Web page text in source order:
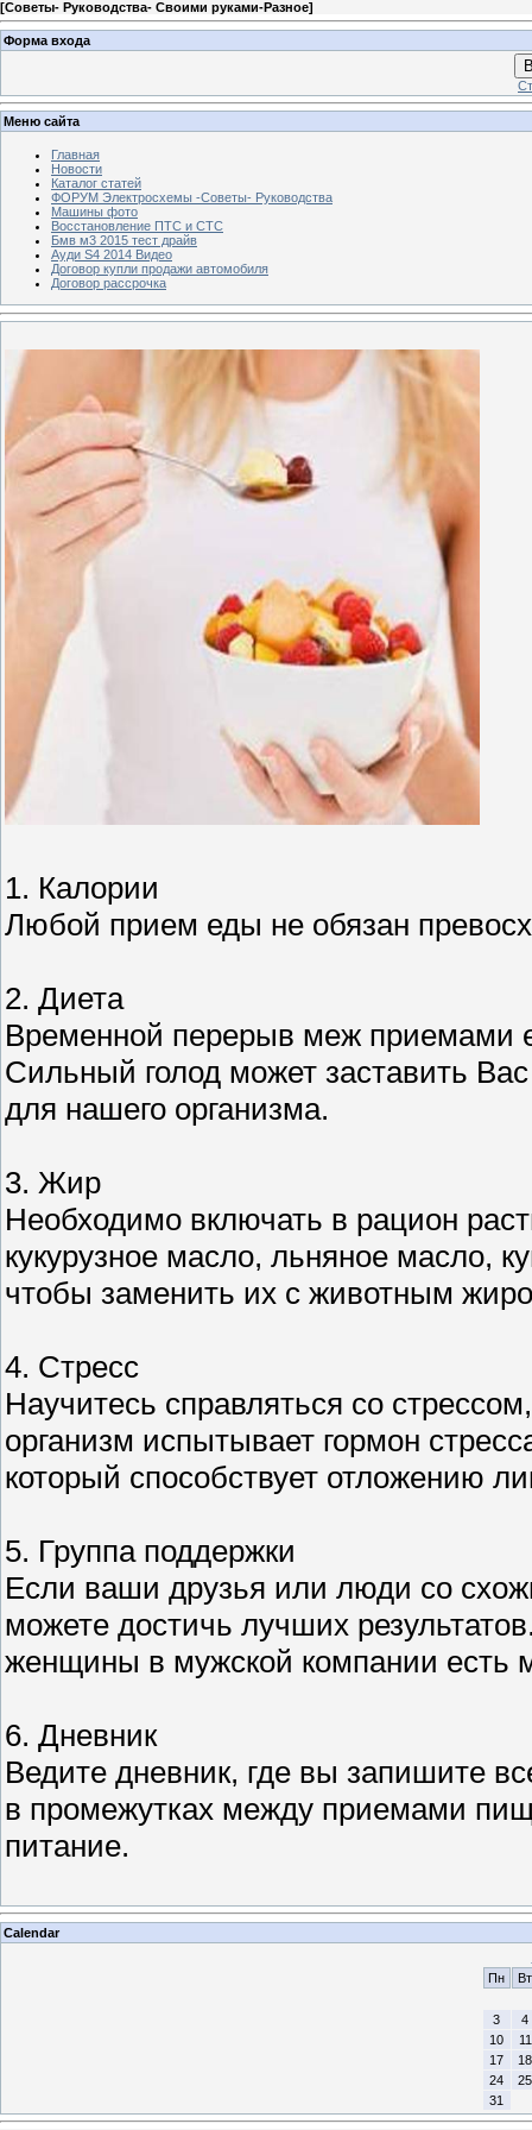
[Советы- Руководства- Своими руками-Разное]
Форма входа
Меню сайта
Главная
Новости
Каталог статей
ФОРУМ Электросхемы -Советы- Руководства
Машины фото
Восстановление ПТС и СТС
Бмв м3 2015 тест драйв
Ауди S4 2014 Видео
Договор купли продажи автомобиля
Договор рассрочка
1. Калории
Любой прием еды не обязан
2. Диета
Временной перерыв меж приемами
Сильный голод может заставить
для нашего организма.
3. Жир
Необходимо включать в рацион
кукурузное масло, льняное масло,
чтобы заменить их с животным
4. Стресс
Научитесь справляться со
организм испытывает гормон
который способствует отложению
5. Группа поддержки
Если ваши друзья или люди со
можете достичь лучших
женщины в мужской компании
6. Дневник
Ведите дневник, где вы запишите
в промежутках между приемами
питание.
Calendar
Пн
Вт
3
4
10
11
17
18
24
25
31